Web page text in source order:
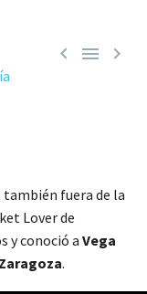
  
fuera de la
Lover de
y conoció a Vega
.